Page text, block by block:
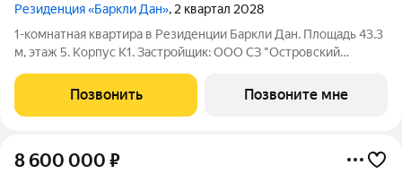
Резиденция «Баркли Дан», 2 квартал 2028
1-комнатная квартира в Резиденции Баркли Дан. Площадь 43.3
м, этаж 5. Корпус К1. Застройщик: ООО СЗ "Островский
возможна ипотека. Премиальная недвижимость в Казани от
федерального застройщика.
Позвонить Позвоните мне
8 600 000 ₽